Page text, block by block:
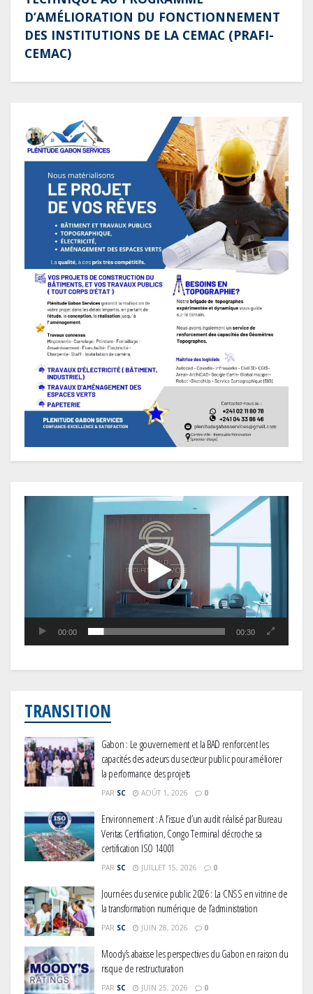
D’AMÉLIORATION DU FONCTIONNEMENT
DES INSTITUTIONS DE LA CEMAC (PRAFI-
CEMAC)
00:00 00:30
TRANSITION
Gabon : Le gouvernement et la BAD renforcent les
capacités des acteurs du secteur public pour améliorer
la performance des projets
PAR SC AOÛT 1, 2026 0
Environnement : A l’issue d’un audit réalisé par Bureau
Veritas Certification, Congo Terminal décroche sa
certification ISO 14001
PAR SC JUILLET 15, 2026 0
Journées du service public 2026 : La CNSS en vitrine de
la transformation numérique de l’administration
PAR SC JUIN 28, 2026 0
Moody’s abaisse les perspectives du Gabon en raison du
risque de restructuration
PAR SC JUIN 25, 2026 0